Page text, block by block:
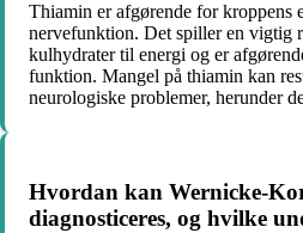
Thiamin er afgørende for kroppens
nervefunktion. Det spiller en vigtig
kulhydrater til energi og er
funktion. Mangel på thiamin kan
neurologiske problemer, herunder
Hvordan kan Wernicke-
diagnosticeres, og hvilke